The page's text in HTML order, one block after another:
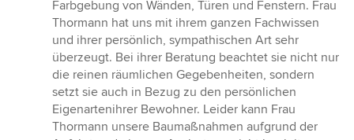
Farbgebung von Wänden, Türen und Fenstern. Frau
Thormann hat uns mit ihrem ganzen Fachwissen
und ihrer persönlich, sympathischen Art sehr
überzeugt. Bei ihrer Beratung beachtet sie nicht nur
die reinen räumlichen Gegebenheiten, sondern
setzt sie auch in Bezug zu den persönlichen
Eigenartenihrer Bewohner. Leider kann Frau
Thormann unsere Baumaßnahmen aufgrund der